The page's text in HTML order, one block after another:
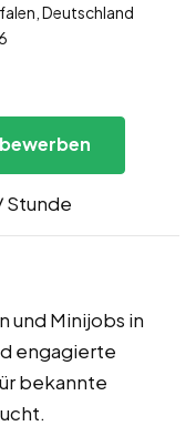
Deutschland
Stunde
und Minijobs in
engagierte
bekannte